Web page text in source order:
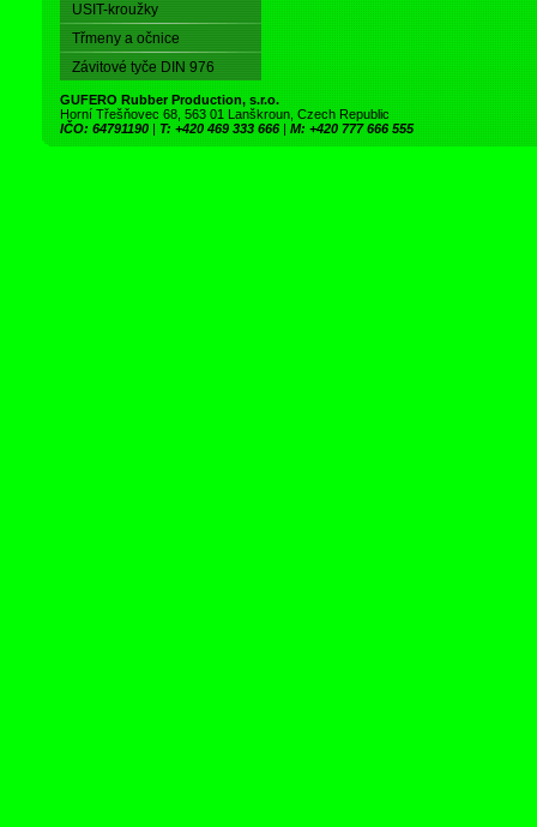
USIT-kroužky
Třmeny a očnice
Závitové tyče DIN 976
GUFERO Rubber Production, s.r.o.
Horní Třešňovec 68, 563 01 Lanškroun, Czech Republic
IČO: 64791190 | T: +420 469 333 666 | M: +420 777 666 555